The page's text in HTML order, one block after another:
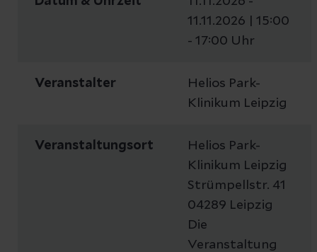
11.11.2026 | 15:00
- 17:00 Uhr
Veranstalter
Helios Park-
Klinikum Leipzig
Veranstaltungsort
Helios Park-
Klinikum Leipzig
Strümpellstr. 41
04289 Leipzig
Die
Veranstaltung